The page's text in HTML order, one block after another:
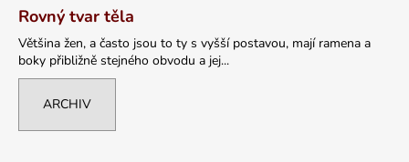
Rovný tvar těla
Většina žen, a často jsou to ty s vyšší postavou, mají ramena a
boky přibližně stejného obvodu a jej...
ARCHIV